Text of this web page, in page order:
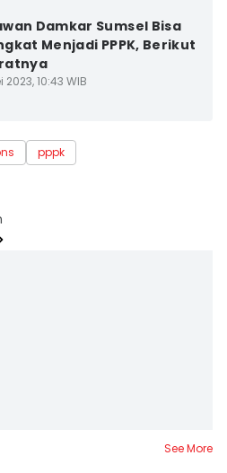
Damkar Sumsel Bisa
Menjadi PPPK, Berikut
2023, 10:43 WIB
pppk
See More